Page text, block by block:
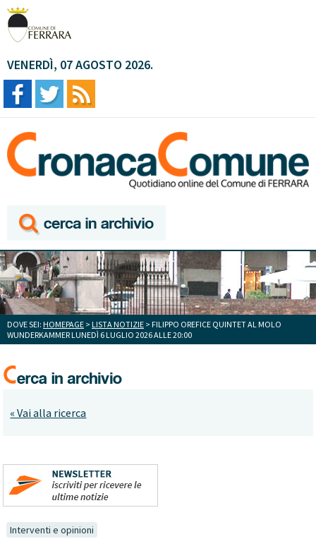
VENERDÌ, 07 AGOSTO 2026.
DOVE SEI: HOMEPAGE > LISTA NOTIZIE > FILIPPO OREFICE QUINTET AL MOLO
WUNDERKAMMER LUNEDÌ 6 LUGLIO 2026 ALLE 20:00
« Vai alla ricerca
Interventi e opinioni